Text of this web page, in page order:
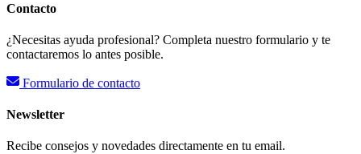
Contacto
¿Necesitas ayuda profesional? Completa nuestro formulario y te
contactaremos lo antes posible.
Formulario de contacto
Newsletter
Recibe consejos y novedades directamente en tu email.